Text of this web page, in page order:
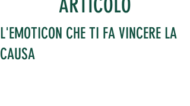
L'EMOTICON CHE TI FA VINCERE LA
CAUSA